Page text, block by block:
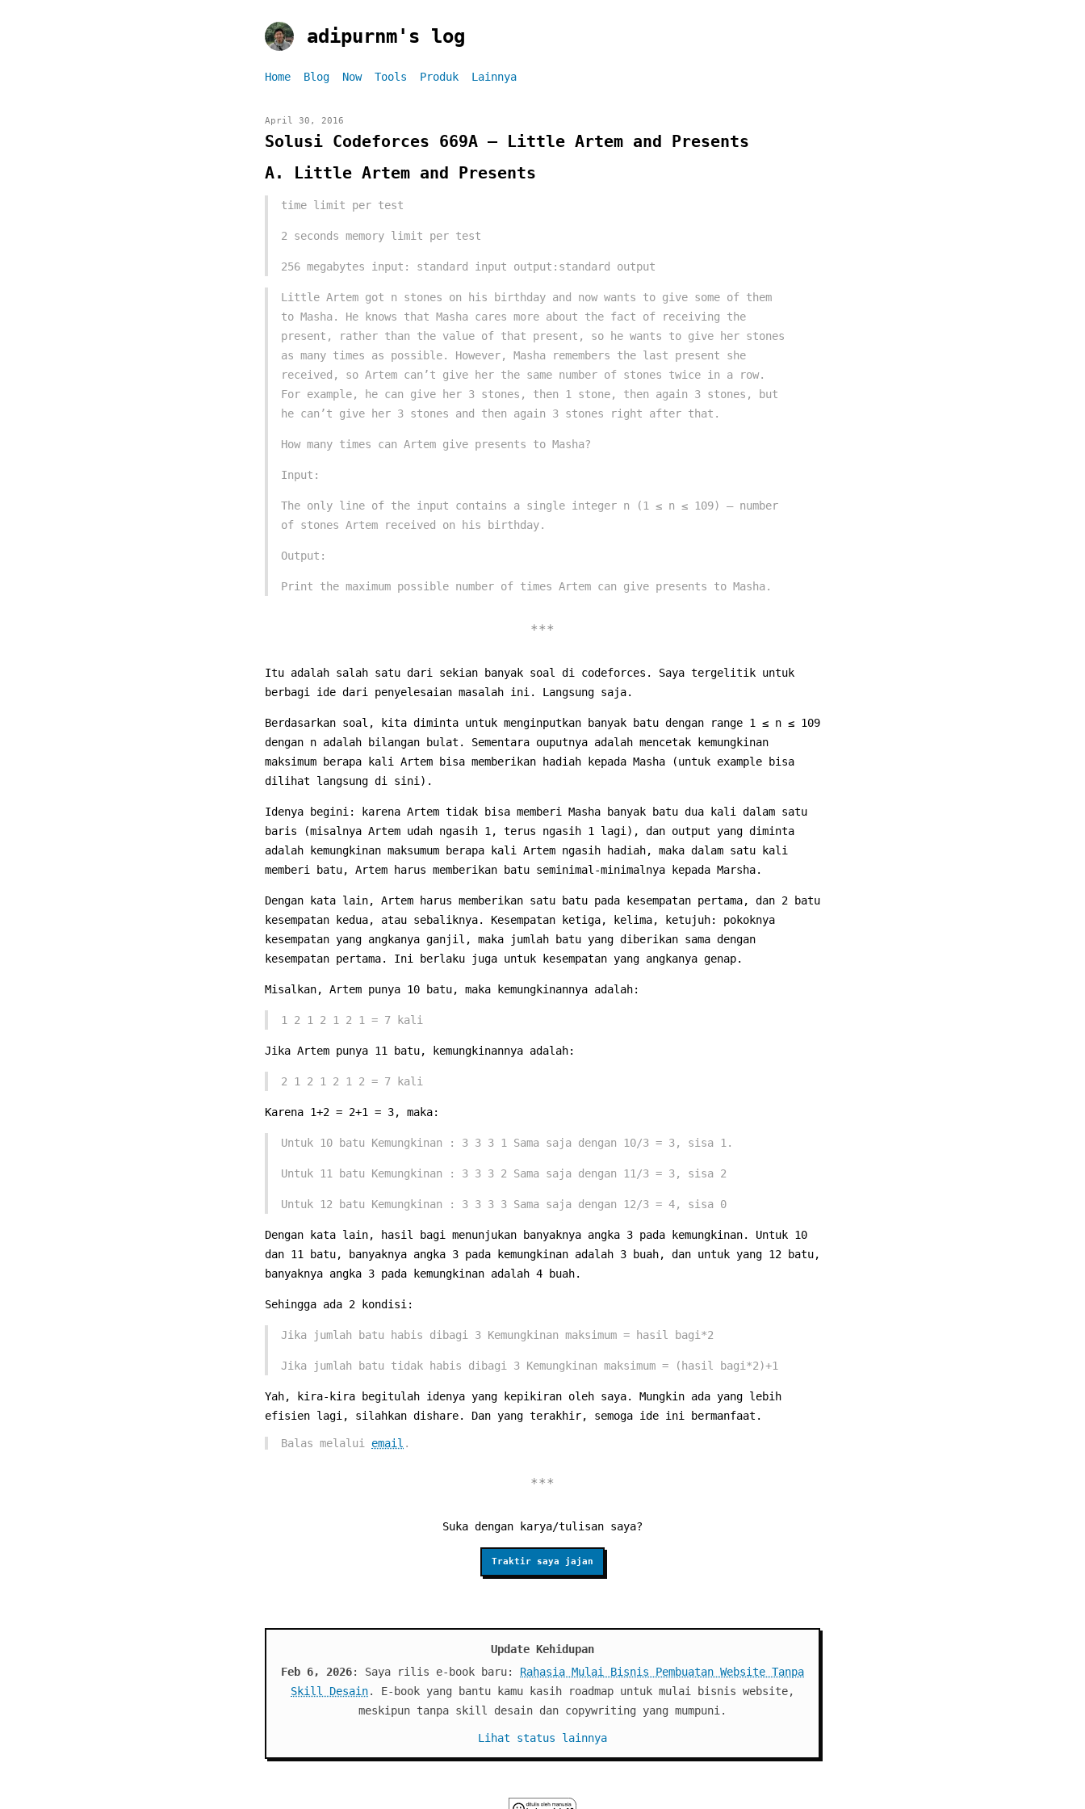
adipurnm's log
Home Blog Now Tools Produk Lainnya
April 30, 2016
Solusi Codeforces 669A – Little Artem and Presents
A. Little Artem and Presents
time limit per test
2 seconds memory limit per test
256 megabytes input: standard input output:standard output
Little Artem got n stones on his birthday and now wants to give some of them
to Masha. He knows that Masha cares more about the fact of receiving the
present, rather than the value of that present, so he wants to give her stones
as many times as possible. However, Masha remembers the last present she
received, so Artem can’t give her the same number of stones twice in a row.
For example, he can give her 3 stones, then 1 stone, then again 3 stones, but
he can’t give her 3 stones and then again 3 stones right after that.
How many times can Artem give presents to Masha?
Input:
The only line of the input contains a single integer n (1 ≤ n ≤ 109) — number
of stones Artem received on his birthday.
Output:
Print the maximum possible number of times Artem can give presents to Masha.
Itu adalah salah satu dari sekian banyak soal di codeforces. Saya tergelitik untuk
berbagi ide dari penyelesaian masalah ini. Langsung saja.
Berdasarkan soal, kita diminta untuk menginputkan banyak batu dengan range 1 ≤ n ≤ 109
dengan n adalah bilangan bulat. Sementara ouputnya adalah mencetak kemungkinan
maksimum berapa kali Artem bisa memberikan hadiah kepada Masha (untuk example bisa
dilihat langsung di sini).
Idenya begini: karena Artem tidak bisa memberi Masha banyak batu dua kali dalam satu
baris (misalnya Artem udah ngasih 1, terus ngasih 1 lagi), dan output yang diminta
adalah kemungkinan maksumum berapa kali Artem ngasih hadiah, maka dalam satu kali
memberi batu, Artem harus memberikan batu seminimal-minimalnya kepada Marsha.
Dengan kata lain, Artem harus memberikan satu batu pada kesempatan pertama, dan 2 batu
kesempatan kedua, atau sebaliknya. Kesempatan ketiga, kelima, ketujuh: pokoknya
kesempatan yang angkanya ganjil, maka jumlah batu yang diberikan sama dengan
kesempatan pertama. Ini berlaku juga untuk kesempatan yang angkanya genap.
Misalkan, Artem punya 10 batu, maka kemungkinannya adalah:
1 2 1 2 1 2 1 = 7 kali
Jika Artem punya 11 batu, kemungkinannya adalah:
2 1 2 1 2 1 2 = 7 kali
Karena 1+2 = 2+1 = 3, maka:
Untuk 10 batu Kemungkinan : 3 3 3 1 Sama saja dengan 10/3 = 3, sisa 1.
Untuk 11 batu Kemungkinan : 3 3 3 2 Sama saja dengan 11/3 = 3, sisa 2
Untuk 12 batu Kemungkinan : 3 3 3 3 Sama saja dengan 12/3 = 4, sisa 0
Dengan kata lain, hasil bagi menunjukan banyaknya angka 3 pada kemungkinan. Untuk 10
dan 11 batu, banyaknya angka 3 pada kemungkinan adalah 3 buah, dan untuk yang 12 batu,
banyaknya angka 3 pada kemungkinan adalah 4 buah.
Sehingga ada 2 kondisi:
Jika jumlah batu habis dibagi 3 Kemungkinan maksimum = hasil bagi*2
Jika jumlah batu tidak habis dibagi 3 Kemungkinan maksimum = (hasil bagi*2)+1
Yah, kira-kira begitulah idenya yang kepikiran oleh saya. Mungkin ada yang lebih
efisien lagi, silahkan dishare. Dan yang terakhir, semoga ide ini bermanfaat.
Balas melalui email .
Suka dengan karya/tulisan saya?
Traktir saya jajan
Update Kehidupan
Feb 6, 2026: Saya rilis e-book baru: Rahasia Mulai Bisnis Pembuatan Website Tanpa
Skill Desain. E-book yang bantu kamu kasih roadmap untuk mulai bisnis website,
meskipun tanpa skill desain dan copywriting yang mumpuni.
Lihat status lainnya